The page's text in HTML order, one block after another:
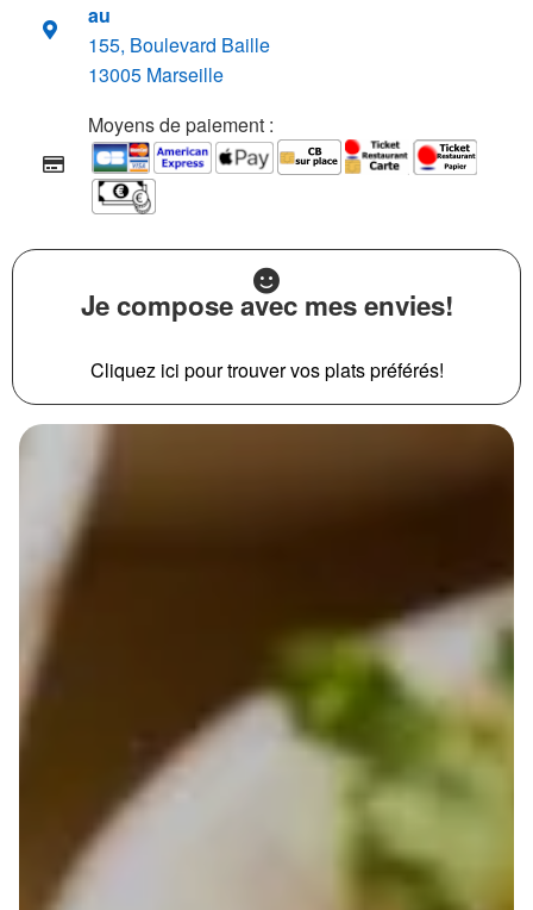
au
155, Boulevard Baille
13005 Marseille
Moyens de paiement :
Je compose avec mes envies!
Cliquez ici pour trouver vos plats préférés!